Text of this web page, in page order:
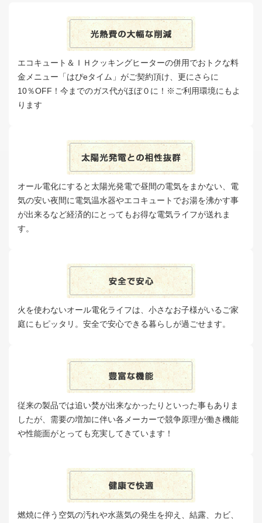
エコキュート＆ＩＨクッキングヒーターの併用でおトクな料
金メニュー「はぴeタイム」がご契約頂け、更にさらに
10％OFF！今までのガス代がほぼ０に！※ご利用環境にもよ
ります
オール電化にすると太陽光発電で昼間の電気をまかない、電
気の安い夜間に電気温水器やエコキュートでお湯を沸かす事
が出来るなど経済的にとってもお得な電気ライフが送れま
す。
火を使わないオール電化ライフは、小さなお子様がいるご家
庭にもピッタリ。安全で安心できる暮らしが過ごせます。
従来の製品では追い焚が出来なかったりといった事もありま
したが、需要の増加に伴い各メーカーで競争原理が働き機能
や性能面がとっても充実してきています！
燃焼に伴う空気の汚れや水蒸気の発生を抑え、結露、カビ、